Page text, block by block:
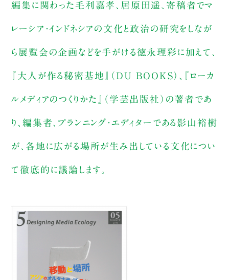
編集に関わった毛利嘉孝、居原田遥、寄稿者でマ
レーシア・インドネシアの文化と政治の研究をしなが
ら展覧会の企画などを手がける徳永理彩に加えて、
『大人が作る秘密基地』（DU BOOKS）、『ローカ
ルメディアのつくりかた』（学芸出版社）の著者であ
り、編集者、プランニング・エディターである影山裕樹
が、各地に広がる場所が生み出している文化につい
て徹底的に議論します。